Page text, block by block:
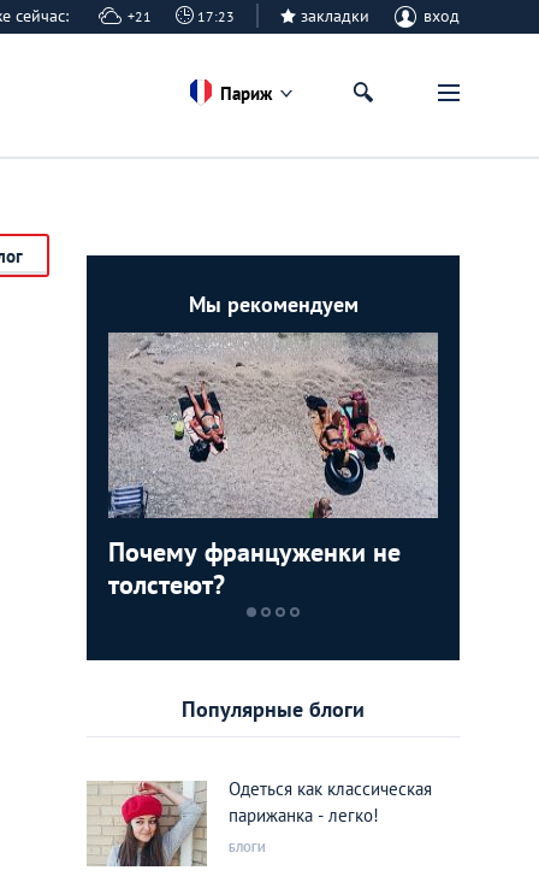
сейчас: +21 17:23 закладки вход
Париж
Мы рекомендуем
Почему француженки не
толстеют?
Популярные блоги
Одеться как классическая
парижанка - легко!
БЛОГИ